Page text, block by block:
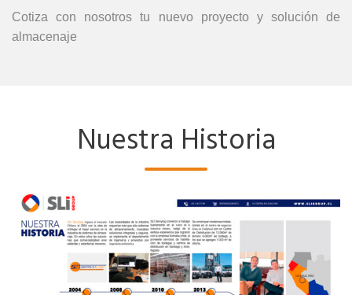
Cotiza con nosotros tu nuevo proyecto y solución de
almacenaje
Nuestra Historia